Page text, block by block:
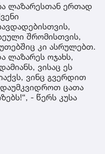
ლაზარესთან ერთად
შრომისთვის,
კი ასრულებთ.
ლაზარეს ოჯახს,
ვისაც ეს
ვინც გვერდით
ცათა
- წერს კუსა